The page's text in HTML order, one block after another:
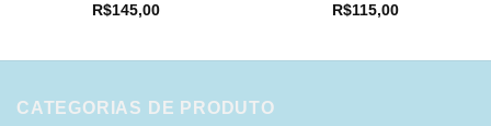
R$145,00
R$115,00
CATEGORIAS DE PRODUTO